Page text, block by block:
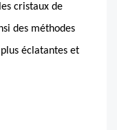
cristaux de
des méthodes
éclatantes et